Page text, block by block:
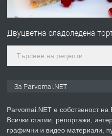
ПРЕДЛАГА
Първи
Двуцветна сладоледена
За Parvomai.NET
Parvomai.NET е собственост
Всички статии, репортажи,
графични и видео материали,